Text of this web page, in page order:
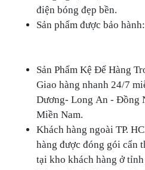
điện bóng đẹp bền.
Sản phẩm được bảo
Sản Phẩm Kệ Để Hàng
Giao hàng nhanh 24/7
Dương- Long An - Đồng
Miền Nam.
Khách hàng ngoài TP.
hàng được đóng gói cẩn
tại kho khách hàng ở tỉnh